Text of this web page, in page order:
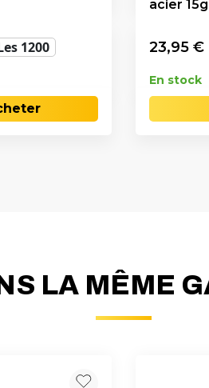
1200
acier 15g
23,95 €
En stock
LA MÊME